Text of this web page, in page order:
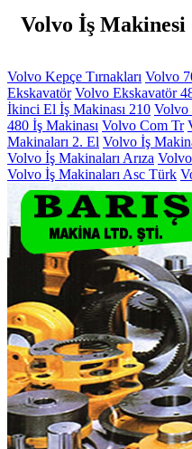
Volvo İş Makinesi
Volvo Kepçe Tırnakları Volvo
Ekskavatör Volvo Ekskavatör
İkinci El İş Makinası 210 Volvo
480 İş Makinası Volvo Com Tr
Makinaları 2. El Volvo İş
Volvo İş Makinaları Arıza Volvo
Volvo İş Makinaları Asc Türk